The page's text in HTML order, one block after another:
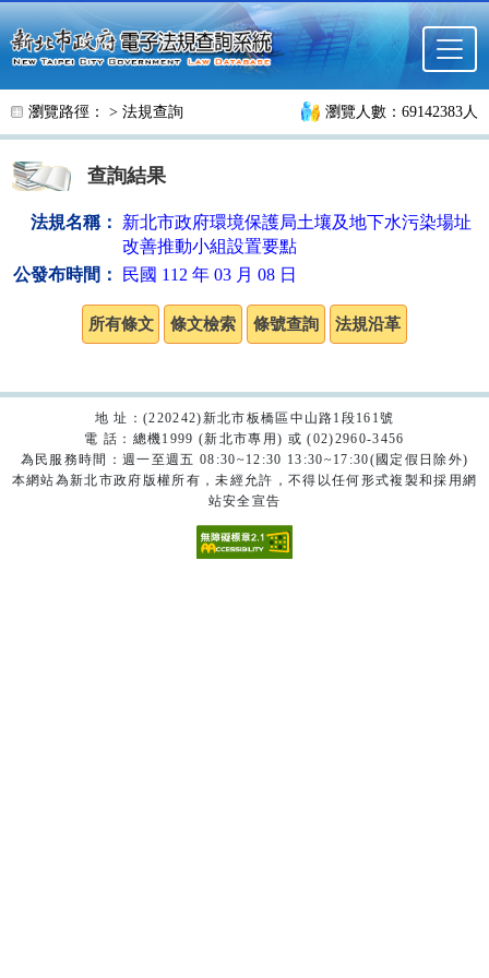
跳至主要內容
瀏覽路徑： > 法規查詢 瀏覽人數：69142383人
查詢結果
法規名稱：
新北市政府環境保護局土壤及地下水污染場址
改善推動小組設置要點
公發布時間：
民國 112 年 03 月 08 日
地 址：(220242)新北市板橋區中山路1段161號
電 話：總機1999 (新北市專用) 或 (02)2960-3456
為民服務時間：週一至週五 08:30~12:30 13:30~17:30(國定假日除外)
本網站為新北市政府版權所有，未經允許，不得以任何形式複製和採用網
站安全宣告